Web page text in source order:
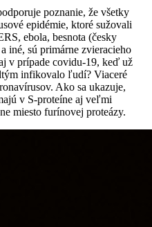
poznanie, že všetky
epidémie, ktoré sužovali
ebola, besnota (česky
iné, sú primárne zvieracieho
v prípade covidu-19, keď už
infikovalo ľudí? Viaceré
Ako sa ukazuje,
v S-proteíne aj veľmi
miesto furínovej proteázy.